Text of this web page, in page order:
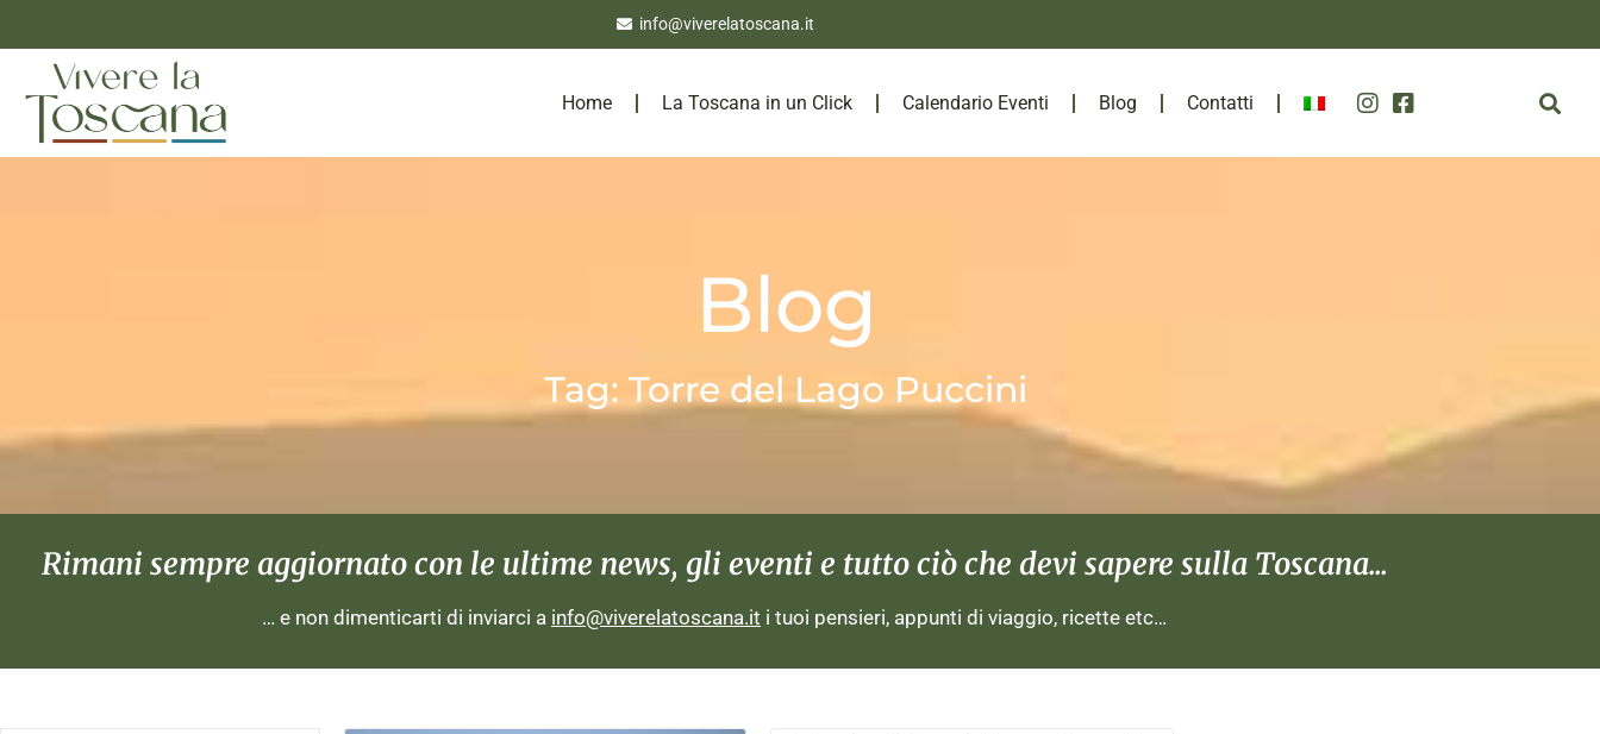
info@viverelatoscana.it
Home La Toscana in un Click Calendario Eventi Blog Contatti
Blog
Tag: Torre del Lago Puccini
Rimani sempre aggiornato con le ultime news, gli eventi e tutto ciò che devi sapere sulla Toscana...
… e non dimenticarti di inviarci a info@viverelatoscana.it i tuoi pensieri, appunti di viaggio, ricette etc…